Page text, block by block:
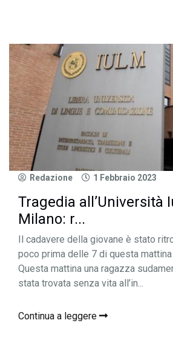
Redazione 1 Febbraio 2023
Tragedia all’Università
Milano: r...
Il cadavere della giovane è stato
poco prima delle 7 di questa
Questa mattina una ragazza
stata trovata senza vita all’in...
Continua a leggere